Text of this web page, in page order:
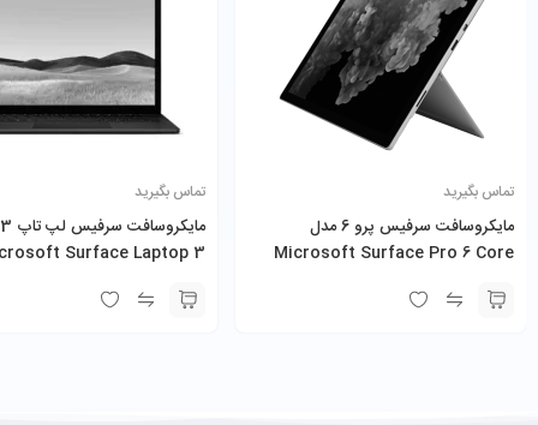
تماس بگیرید
مایکروسافت سرفیس پرو 6 مدل
Microsoft Surface Pro 6 Core
کیبورد و شارژر
تماس بگیرید
Surface Laptop 3